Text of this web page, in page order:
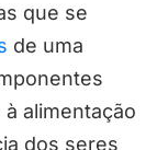
que se
de uma
alimentação
dos seres